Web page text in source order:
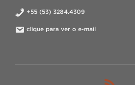
+55 (53) 3284.4309
clique para ver o e-mail